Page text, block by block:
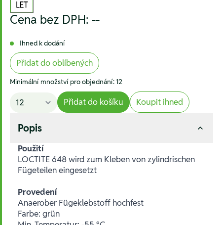
Cena bez DPH: --
Ihned k dodání
Přidat do oblíbených
Minimální množství pro objednání: 12
Přidat do košíku Koupit ihned
Popis
Použití
LOCTITE 648 wird zum Kleben von zylindrischen
Fügeteilen eingesetzt
Provedení
Anaerober Fügeklebstoff hochfest
Farbe: grün